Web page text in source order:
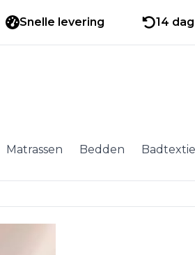
Snelle levering 14
Matrassen Bedden Badtextiel